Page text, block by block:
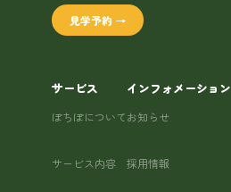
見学予約 →
サービス
ぽちぽについて
サービス内容
インフォメーション
お知らせ
採用情報